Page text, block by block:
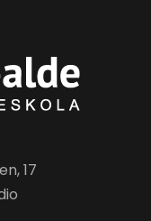
17